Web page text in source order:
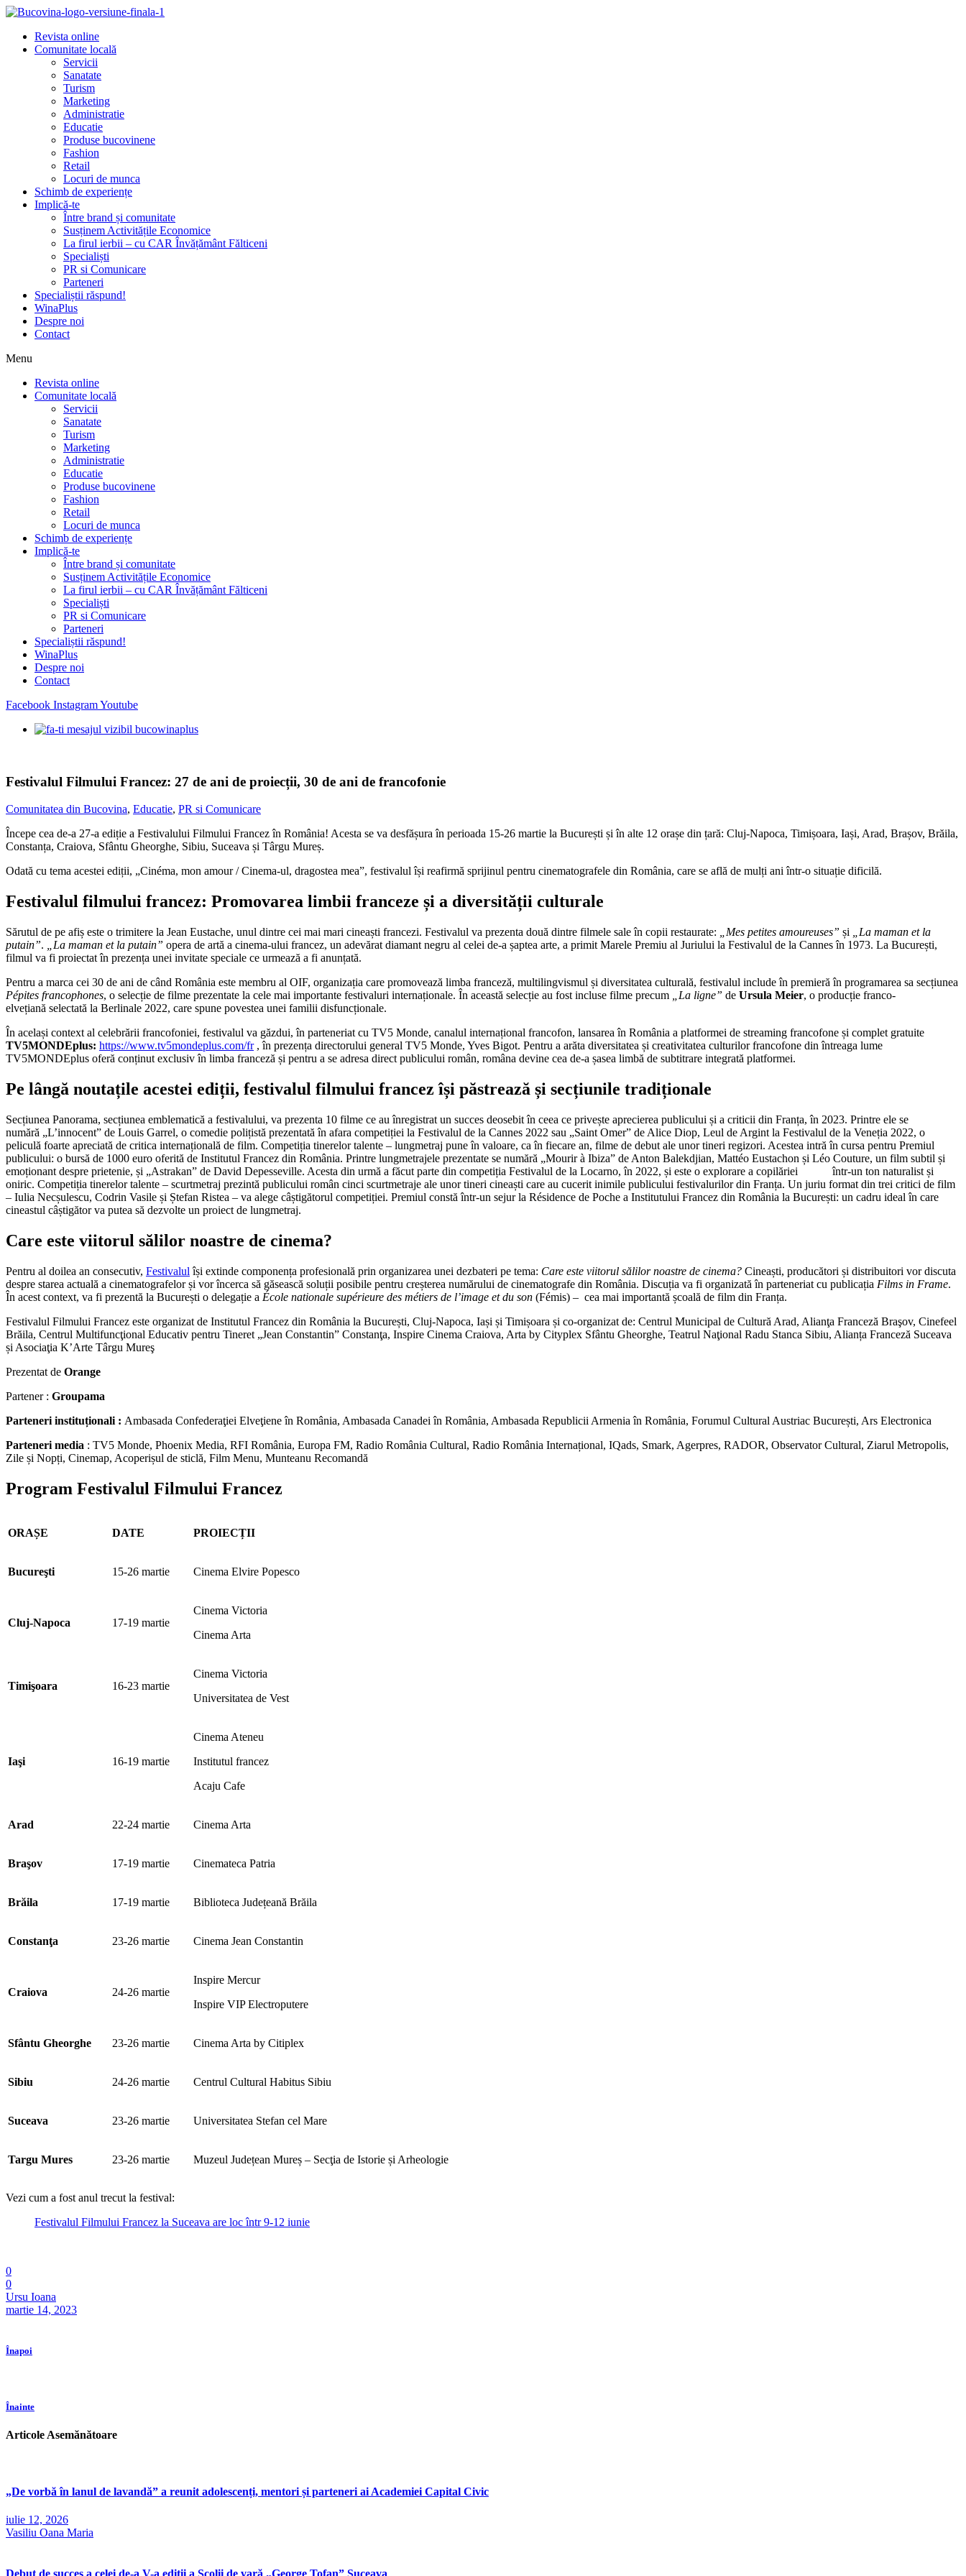
Revista online
Comunitate locală
Servicii
Sanatate
Turism
Marketing
Administratie
Educatie
Produse bucovinene
Fashion
Retail
Locuri de munca
Schimb de experiențe
Implică-te
Între brand și comunitate
Susținem Activitățile Economice
La firul ierbii – cu CAR Învățământ Fălticeni
Specialiști
PR si Comunicare
Parteneri
Specialiștii răspund!
WinaPlus
Despre noi
Contact
Menu
Revista online
Comunitate locală
Servicii
Sanatate
Turism
Marketing
Administratie
Educatie
Produse bucovinene
Fashion
Retail
Locuri de munca
Schimb de experiențe
Implică-te
Între brand și comunitate
Susținem Activitățile Economice
La firul ierbii – cu CAR Învățământ Fălticeni
Specialiști
PR si Comunicare
Parteneri
Specialiștii răspund!
WinaPlus
Despre noi
Contact
Facebook InstagramYoutube
Festivalul Filmului Francez: 27 de ani de proiecții, 30 de ani de francofonie
Comunitatea din Bucovina, Educatie, PR si Comunicare
Începe cea de-a 27-a ediție a Festivalului Filmului Francez în România! Acesta se va desfășura în perioada 15-26 martie la București și în alte 12 orașe din țară: Cluj-Napoca, Timișoara, Iași, Arad, Brașov, Brăila,
Constanța, Craiova, Sfântu Gheorghe, Sibiu, Suceava și Târgu Mureș.
Odată cu tema acestei ediții, „Cinéma, mon amour / Cinema-ul, dragostea mea”, festivalul își reafirmă sprijinul pentru cinematografele din România, care se află de mulți ani într-o situație dificilă.
Festivalul filmului francez: Promovarea limbii franceze și a diversității culturale
Sărutul de pe afiș este o trimitere la Jean Eustache, unul dintre cei mai mari cineaști francezi. Festivalul va prezenta două dintre filmele sale în copii restaurate: „Mes petites amoureuses” și
„La maman et la
putain”. „La maman et la putain” opera de artă a cinema-ului francez, un adevărat diamant negru al celei de-a șaptea arte, a primit Marele Premiu al Juriului la Festivalul de la Cannes în 1973. La București,
filmul va fi proiectat în prezența unei invitate speciale ce urmează a fi anunțată.
Pentru a marca cei 30 de ani de când România este membru al OIF, organizația care promovează limba franceză, multilingvismul și diversitatea culturală, festivalul include în premieră în programarea sa secțiunea
Pépites francophones, o selecție de filme prezentate la cele mai importante festivaluri internaționale. În această selecție au fost incluse filme precum La ligne” de Ursula Meier, o producție franco-
elvețiană selectată la Berlinale 2022, care spune povestea unei familii disfuncționale.
În același context al celebrării francofoniei, festivalul va găzdui, în parteneriat cu TV5 Monde, canalul internațional francofon, lansarea în România a platformei de streaming francofone și complet gratuite
TV5MONDEplus: https://www.tv5mondeplus.com/fr, în prezența directorului general TV5 Monde, Yves Bigot. Pentru a arăta diversitatea și creativitatea culturilor francofone din întreaga lume
TV5MONDEplus oferă conținut exclusiv în limba franceză și pentru a se adresa direct publicului român, româna devine cea de-a șasea limbă de subtitrare integrată platformei.
Pe lângă noutațile acestei ediții, festivalul filmului francez își păstrează și secțiunile tradiționale
Secțiunea Panorama, secțiunea emblematică a festivalului, va prezenta 10 filme ce au înregistrat un succes deosebit în ceea ce privește aprecierea publicului și a criticii din Franța, în 2023. Printre ele se
numără „L’innocent” de Louis Garrel, o comedie polițistă prezentată în afara competiției la Festivalul de la Cannes 2022 sau „Saint Omer” de Alice Diop, Leul de Argint la Festivalul de la Veneția 2022, o
peliculă foarte apreciată de critica internațională de film. Competiția tinerelor talente – lungmetraj pune în valoare, ca în fiecare an, filme de debut ale unor tineri regizori. Acestea intră în cursa pentru Premiul
publicului: o bursă de 1000 euro oferită de Institutul Francez din România. Printre lungmetrajele prezentate se numără „Mourir à Ibiza” de Anton Balekdjian, Mattéo Eustachon și Léo Couture, un film subtil și
emoționant despre prietenie, și „Astrakan” de David Depesseville. Acesta din urmă a făcut parte din competiția Festivalul de la Locarno, în 2022, și este o explorare a copilăriei într-un ton naturalist și
oniric. Competiția tinerelor talente – scurtmetraj prezintă publicului român cinci scurtmetraje ale unor tineri cineaști care au cucerit inimile publicului festivalurilor din Franța. Un juriu format din trei critici de film
– Iulia Necșulescu, Codrin Vasile și Ștefan Ristea – va alege câștigătorul competiției. Premiul constă într-un sejur la Résidence de Poche a Institutului Francez din România la București: un cadru ideal în care
cineastul câștigător va putea să dezvolte un proiect de lungmetraj.
Care este viitorul sălilor noastre de cinema?
Pentru al doilea an consecutiv, Festivalul își extinde componența profesională prin organizarea unei dezbateri pe tema: Care este viitorul sălilor noastre de cinema? Cineaști, producători și distribuitori vor discuta
despre starea actuală a cinematografelor și vor încerca să găsească soluții posibile pentru creșterea numărului de cinematografe din România. Discuția va fi organizată în parteneriat cu publicația Films in Frame.
În acest context, va fi prezentă la București o delegație a École nationale supérieure des métiers de l’image et du son (Fémis) – cea mai importantă școală de film din Franța.
Festivalul Filmului Francez este organizat de Institutul Francez din România la București, Cluj-Napoca, Iași și Timișoara și co-organizat de: Centrul Municipal de Cultură Arad, Alianţa Franceză Braşov, Cinefeel
Brăila, Centrul Multifuncţional Educativ pentru Tineret „Jean Constantin” Constanţa, Inspire Cinema Craiova, Arta by Cityplex Sfântu Gheorghe, Teatrul Naţional Radu Stanca Sibiu, Alianța Franceză Suceava
și Asociaţia K’Arte Târgu Mureş
Prezentat de Orange
Partener : Groupama
Parteneri instituționali : Ambasada Confederaţiei Elveţiene în România, Ambasada Canadei în România, Ambasada Republicii Armenia în România, Forumul Cultural Austriac București, Ars Electronica
Parteneri media : TV5 Monde, Phoenix Media, RFI România, Europa FM, Radio România Cultural, Radio România Internațional, IQads, Smark, Agerpres, RADOR, Observator Cultural, Ziarul Metropolis,
Zile și Nopți, Cinemap, Acoperișul de sticlă, Film Menu, Munteanu Recomandă
Program Festivalul Filmului Francez
ORAȘE DATE PROIECȚII
Bucureşti 15-26 martie Cinema Elvire Popesco
Cluj-Napoca 17-19 martie
Cinema Victoria
Cinema Arta
Timişoara 16-23 martie
Cinema Victoria
Universitatea de Vest
Iaşi 16-19 martie
Cinema Ateneu
Institutul francez
Acaju Cafe
Arad 22-24 martie Cinema Arta
Braşov 17-19 martie Cinemateca Patria
Brăila 17-19 martie Biblioteca Județeană Brăila
Constanţa 23-26 martie Cinema Jean Constantin
Craiova 24-26 martie
Inspire Mercur
Inspire VIP Electroputere
Sfântu Gheorghe 23-26 martie Cinema Arta by Citiplex
Sibiu 24-26 martie Centrul Cultural Habitus Sibiu
Suceava 23-26 martie Universitatea Stefan cel Mare
Targu Mures 23-26 martie Muzeul Județean Mureș – Secţia de Istorie și Arheologie
Vezi cum a fost anul trecut la festival:
Festivalul Filmului Francez la Suceava are loc într 9-12 iunie
0
0
Ursu Ioana
martie 14, 2023
Înapoi
Înainte
Articole Asemănătoare
„De vorbă în lanul de lavandă” a reunit adolescenți, mentori și parteneri ai Academiei Capital Civic
iulie 12, 2026
Vasiliu Oana Maria